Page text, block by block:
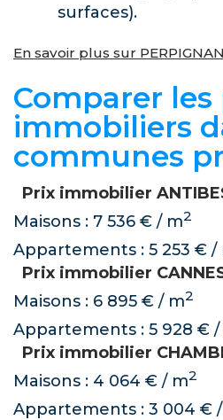
surfaces).
En savoir plus sur PERPIGNAN
Comparer les
immobiliers
communes
Prix immobilier
Maisons : 7 536 € / m2
Appartements : 5 253 € /
Prix immobilier
Maisons : 6 895 € / m2
Appartements : 5 928 € /
Prix immobilier
Maisons : 4 064 € / m2
Appartements : 3 004 €